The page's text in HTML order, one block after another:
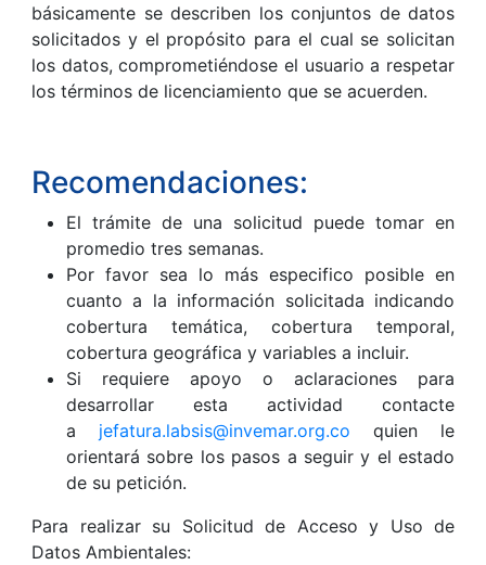
básicamente se describen los conjuntos de datos
solicitados y el propósito para el cual se solicitan
los datos, comprometiéndose el usuario a respetar
los términos de licenciamiento que se acuerden.
Recomendaciones:
El trámite de una solicitud puede tomar en
promedio tres semanas.
Por favor sea lo más especifico posible en
cuanto a la información solicitada indicando
cobertura temática, cobertura temporal,
cobertura geográfica y variables a incluir.
Si requiere apoyo o aclaraciones para
desarrollar esta actividad contacte
a jefatura.labsis@invemar.org.co quien le
orientará sobre los pasos a seguir y el estado
de su petición.
Para realizar su Solicitud de Acceso y Uso de
Datos Ambientales: